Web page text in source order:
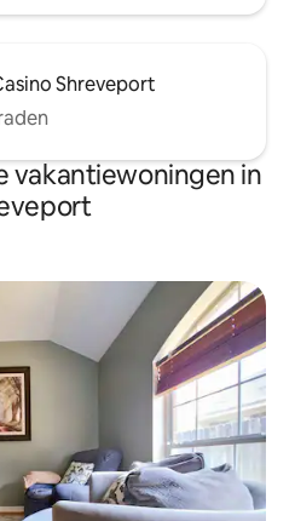
Shreveport
vakantiewoningen in